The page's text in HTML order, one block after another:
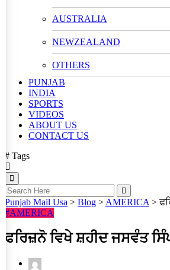
AUSTRALIA
NEWZEALAND
OTHERS
PUNJAB
INDIA
SPORTS
VIDEOS
ABOUT US
CONTACT US
# Tags
Punjab Mail Usa > Blog > AMERICA >
#AMERICA
ਫਰਿਜ਼ਨੋ ਵਿਖੇ ਸ਼ਹੀਦ ਜਸਵੰਤ